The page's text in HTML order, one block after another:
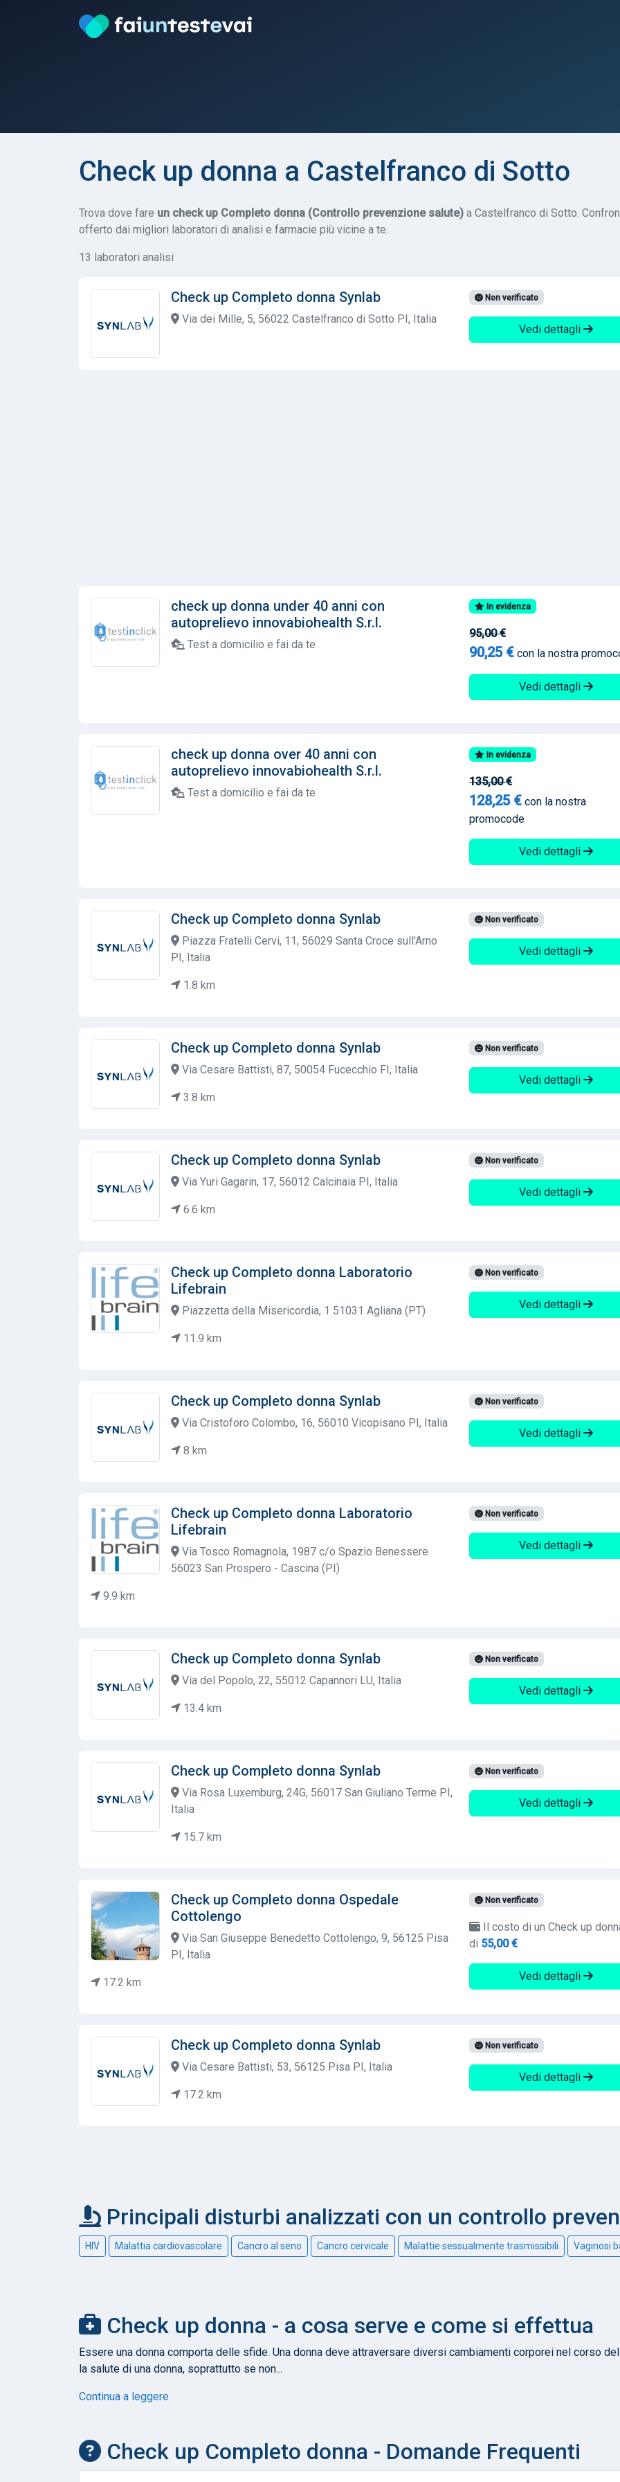
Check up donna a Castelfranco di Sotto
Trova dove fare un check up Completo donna (Controllo prevenzione salute) a Castelfranco di Sotto.
offerto dai migliori laboratori di analisi e farmacie più vicine a te.
13 laboratori analisi
Check up Completo donna Synlab
Via dei Mille, 5, 56022 Castelfranco di Sotto PI, Italia
Non verificato
Vedi dettagli
check up donna under 40 anni con
autoprelievo innovabiohealth S.r.l.
Test a domicilio e fai da te
In evidenza
95,00 €
90,25 € con la nostra
Vedi dettagli
check up donna over 40 anni con
autoprelievo innovabiohealth S.r.l.
Test a domicilio e fai da te
In evidenza
135,00 €
128,25 € con la nostra
promocode
Vedi dettagli
Check up Completo donna Synlab
Piazza Fratelli Cervi, 11, 56029 Santa Croce sull'Arno
PI, Italia
1.8 km
Non verificato
Vedi dettagli
Check up Completo donna Synlab
Via Cesare Battisti, 87, 50054 Fucecchio FI, Italia
3.8 km
Non verificato
Vedi dettagli
Check up Completo donna Synlab
Via Yuri Gagarin, 17, 56012 Calcinaia PI, Italia
6.6 km
Non verificato
Vedi dettagli
Check up Completo donna Laboratorio
Lifebrain
Piazzetta della Misericordia, 1 51031 Agliana (PT)
11.9 km
Non verificato
Vedi dettagli
Check up Completo donna Synlab
Via Cristoforo Colombo, 16, 56010 Vicopisano PI, Italia
8 km
Non verificato
Vedi dettagli
Check up Completo donna Laboratorio
Lifebrain
Via Tosco Romagnola, 1987 c/o Spazio Benessere
56023 San Prospero - Cascina (PI)
9.9 km
Non verificato
Vedi dettagli
Check up Completo donna Synlab
Via del Popolo, 22, 55012 Capannori LU, Italia
13.4 km
Non verificato
Vedi dettagli
Check up Completo donna Synlab
Via Rosa Luxemburg, 24G, 56017 San Giuliano Terme PI,
Italia
15.7 km
Non verificato
Vedi dettagli
Check up Completo donna Ospedale
Cottolengo
Via San Giuseppe Benedetto Cottolengo, 9, 56125 Pisa
PI, Italia
17.2 km
Non verificato
Il costo di un Check up
di 55,00 €
Vedi dettagli
Check up Completo donna Synlab
Via Cesare Battisti, 53, 56125 Pisa PI, Italia
17.2 km
Non verificato
Vedi dettagli
Principali disturbi analizzati con un controllo
HIV Malattia cardiovascolare Cancro al seno Cancro cervicale Malattie sessualmente trasmissibili Vaginosi
Check up donna - a cosa serve e come si effettua
Essere una donna comporta delle sfide. Una donna deve attraversare diversi cambiamenti corporei nel corso
la salute di una donna, soprattutto se non...
Continua a leggere
Check up Completo donna - Domande Frequenti